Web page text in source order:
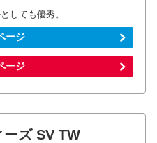
しても優秀。
ージ
ージ
ーズ SV TW